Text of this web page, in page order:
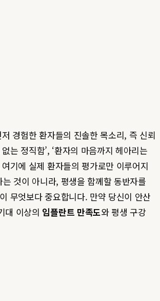
경험한 환자들의 진솔한 목소리, 즉 신뢰
는 정직함’, ‘환자의 마음까지 헤아리는
기에 실제 환자들의 평가로만 이루어지
것이 아니라, 평생을 함께할 동반자를
무엇보다 중요합니다. 만약 당신이 안산
대 이상의 임플란트 만족도와 평생 구강